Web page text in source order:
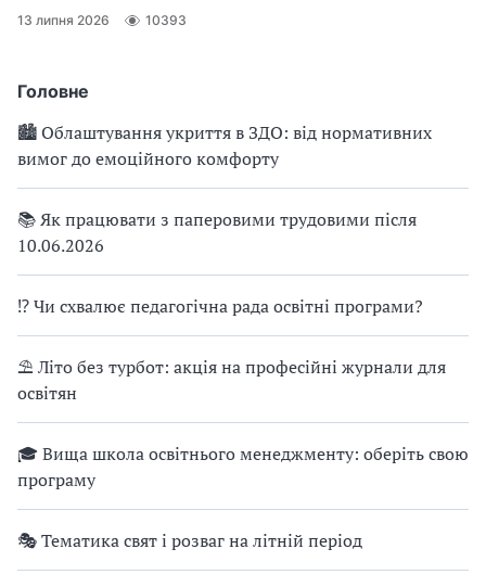
Головне
🏙 Облаштування укриття в ЗДО: від нормативних
вимог до емоційного комфорту
📚 Як працювати з паперовими трудовими після
10.06.2026
⁉ Чи схвалює педагогічна рада освітні програми?
⛱ Літо без турбот: акція на професійні журнали для
освітян
🎓 Вища школа освітнього менеджменту: оберіть свою
програму
🎭 Тематика свят і розваг на літній період
13 липня 2026 10393